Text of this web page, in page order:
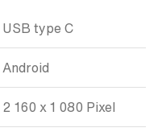
USB type C
Android
2 160 x 1 080 Pixel